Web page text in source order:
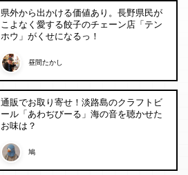
県外から出かける価値あり。長野県民が
こよなく愛する餃子のチェーン店「テン
ホウ」がくせになるっ！
昼間たかし
通販でお取り寄せ！淡路島のクラフトビ
ール「あわぢびーる」海の音を聴かせた
お味は？
鳩